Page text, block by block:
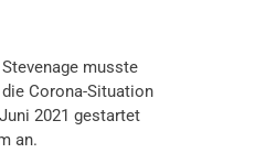
musste
Corona-Situation
2021 gestartet
an.